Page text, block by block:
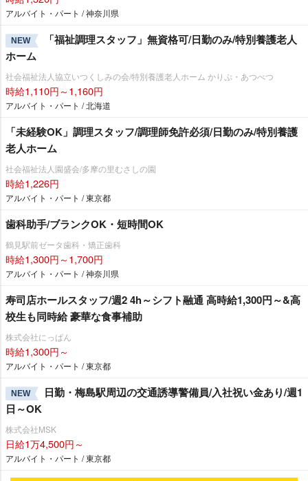
アルバイト・パート / 神奈川県
NEW
「福祉調理スタッフ」無資格可/日勤のみ/特別養護老人
ホーム
社会福祉法人協立いつくしみの会/特別養護老人ホーム かりぷ・あつべつ
時給1,110円～1,160円
アルバイト・パート / 北海道
「未経験OK」調理スタッフ/調理師免許必須/日勤のみ/特別養護
老人ホーム
社会福祉法人園盛会/多摩の里むさしの園
時給1,226円
アルバイト・パート / 東京都
歯科助手/ブランクOK・短時間OK
鶴見駅前ゼータ歯科・矯正歯科
時給1,300円～1,700円
アルバイト・パート / 神奈川県
寿司店ホールスタッフ/週2 4h～シフト融通 高時給1,300円～&高
校生も同時給 豪華な食事補助
株式会社にっぱん
時給1,300円～
アルバイト・パート / 東京都
NEW
日勤・梅島駅周辺の交通誘導警備員/入社祝い金あり/週1
日～OK
株式会社MSK
日給1万4,500円～
アルバイト・パート / 東京都